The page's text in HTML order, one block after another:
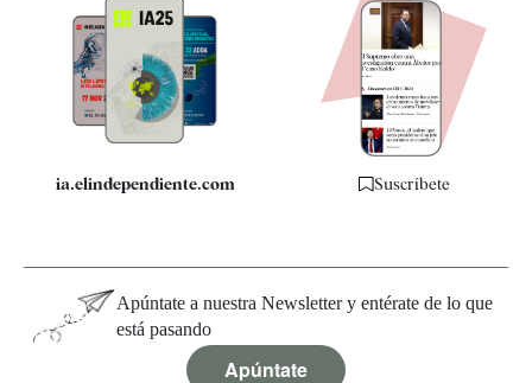
Quiénes somos
Especificaciones
ia.elindependiente.com Suscríbete
Apúntate a nuestra Newsletter y entérate de lo que
está pasando
Apúntate